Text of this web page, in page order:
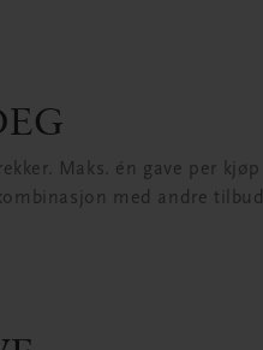
Maks. én gave per kjøp
med andre tilbud.